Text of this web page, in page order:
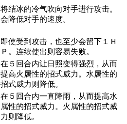
将结冰的冷气吹向对手进行攻击。
会降低对手的速度。
即使受到攻击，也至少会留下１Ｈ
Ｐ。连续使出则容易失败。
在５回合内让日照变得强烈，从而
提高火属性的招式威力。水属性的
招式威力则降低。
在５回合内一直降雨，从而提高水
属性的招式威力。火属性的招式威
力则降低。